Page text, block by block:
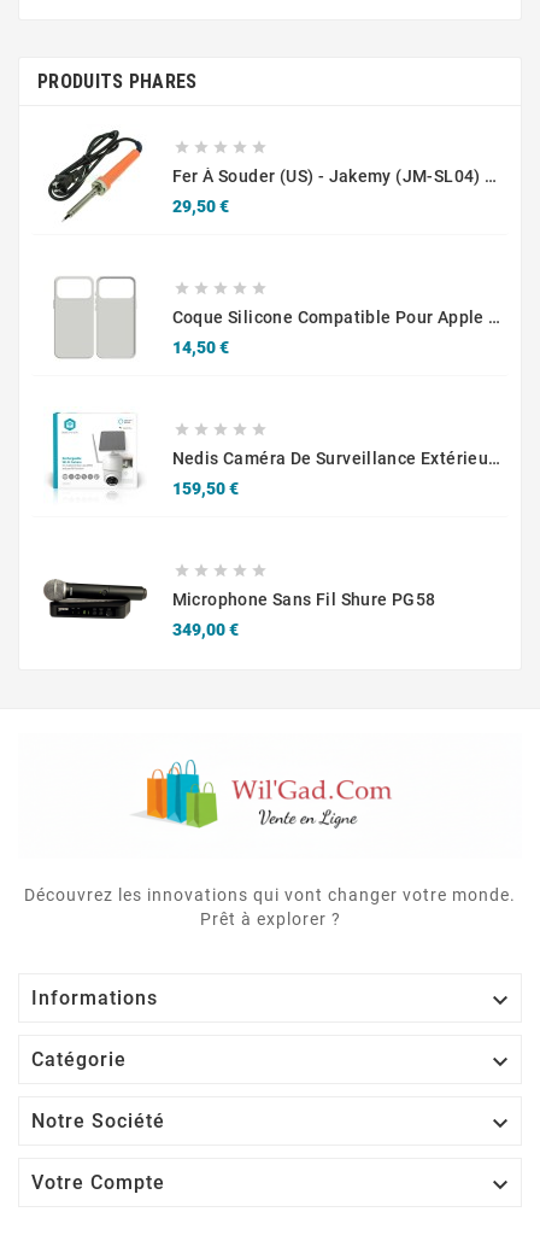
PRODUITS PHARES
    
Fer À Souder (US) - Jakemy (JM-SL04) - Orange 60W
29,50 €Prix
    
Coque Silicone Compatible Pour Apple IPhone 17 Pro (09) Blanc
14,50 €Prix
    
Nedis Caméra De Surveillance Extérieur Intelligente Full HD 1080p Avec Panneau Solaire Blanc
159,50 €Prix
    
Microphone Sans Fil Shure PG58
349,00 €Prix
Découvrez les innovations qui vont changer votre monde.
Prêt à explorer ?
Informations 
Catégorie 
Notre Société 
Votre Compte 